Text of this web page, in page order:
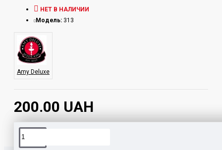
200.00 UAH
НЕТ В НАЛИЧИИ
Модель: 313
Amy Deluxe